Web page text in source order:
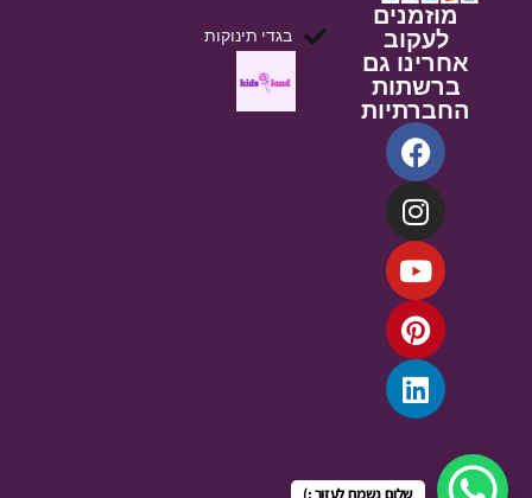
מוזמנים
לעקוב
אחרינו גם
ברשתות
החברתיות
בגדי תינוקות
שלום נשמח לעזור :)